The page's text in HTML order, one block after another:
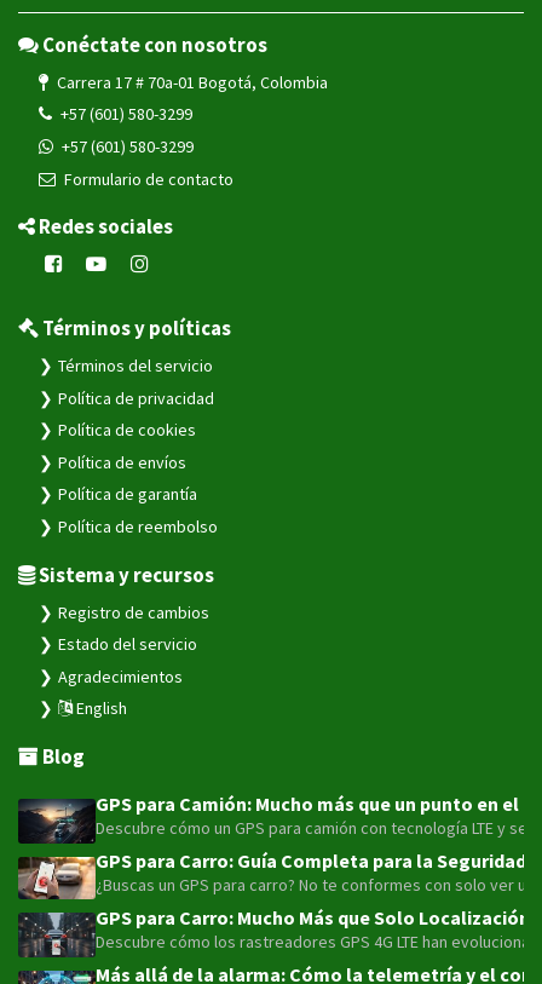
Conéctate con nosotros
Carrera 17 # 70a-01 Bogotá, Colombia
+57 (601) 580-3299
+57 (601) 580-3299
Formulario de contacto
Redes sociales
Términos y políticas
Términos del servicio
Política de privacidad
Política de cookies
Política de envíos
Política de garantía
Política de reembolso
Sistema y recursos
Registro de cambios
Estado del servicio
Agradecimientos
English
Blog
GPS para Camión: Mucho más que un punto en
Descubre cómo un GPS para camión con tecnología LTE y
GPS para Carro: Guía Completa para la
¿Buscas un GPS para carro? No te conformes con solo ver
GPS para Carro: Mucho Más que Solo Localización
Descubre cómo los rastreadores GPS 4G LTE han
Más allá de la alarma: Cómo la telemetría y el